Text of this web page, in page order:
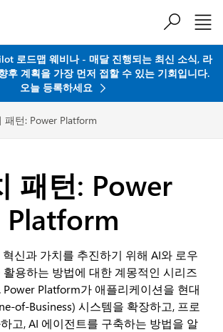
로드맵 웨비나 - 매달 진행되는 최신 소식, 라
후 계획을 가장 먼저 접할 수 있는 기회입니다.
오늘 등록하세요
패턴: Power Platform
패턴: Power
Platform
신과 가치를 추진하기 위해 AI와 로우
활용하는 방법에 대한 계몽적인 시리즈
Power Platform가 애플리케이션을 현대
of-Business) 시스템을 확장하고, 프로
고, AI 에이전트를 구축하는 방법을 알